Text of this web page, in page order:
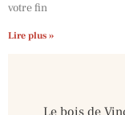
votre fin
Lire plus »